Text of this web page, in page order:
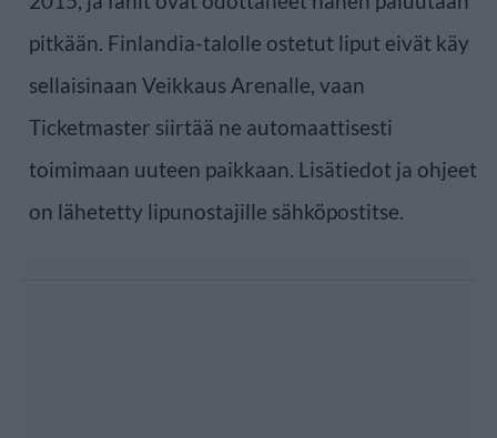
pitkään. Finlandia-talolle ostetut liput eivät käy
sellaisinaan Veikkaus Arenalle, vaan
Ticketmaster siirtää ne automaattisesti
toimimaan uuteen paikkaan. Lisätiedot ja ohjeet
on lähetetty lipunostajille sähköpostitse.